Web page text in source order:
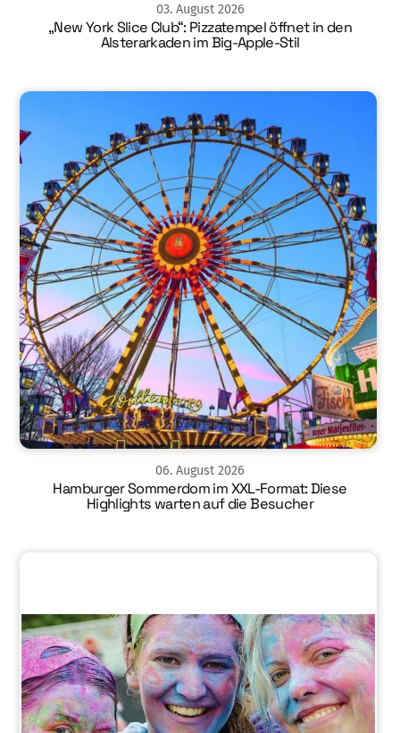
03. August 2026
„New York Slice Club“: Pizzatempel öffnet in den
Alsterarkaden im Big-Apple-Stil
06. August 2026
Hamburger Sommerdom im XXL-Format: Diese
Highlights warten auf die Besucher